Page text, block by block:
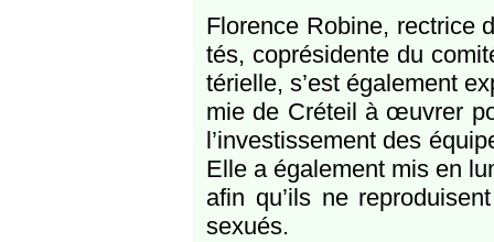
Florence Robine, rectrice
tés, coprésidente du
térielle, s’est également
mie de Créteil à œuvrer
l’investissement des
Elle a également mis en
afin qu’ils ne
sexués.